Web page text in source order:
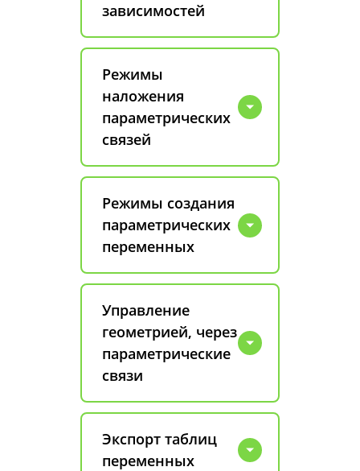
зависимостей
Режимы
наложения
параметрических
связей
Режимы создания
параметрических
переменных
Управление
геометрией, через
параметрические
связи
Экспорт таблиц
переменных